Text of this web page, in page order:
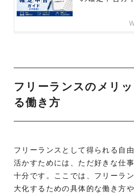
フリーランスのメリ
る働き方
フリーランスとして得られる自
活かすためには、ただ好きな仕
十分です。ここでは、フリーラ
大化するための具体的な働き方